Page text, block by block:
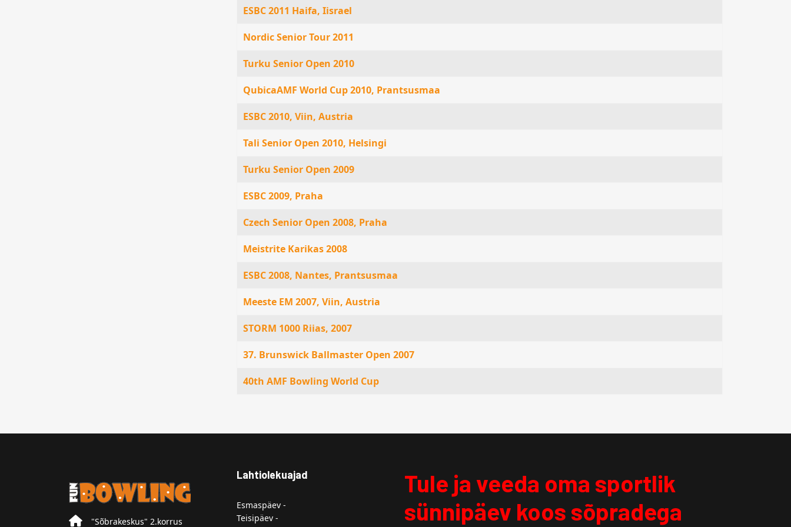
ESBC 2011 Haifa, Iisrael
Nordic Senior Tour 2011
Turku Senior Open 2010
QubicaAMF World Cup 2010, Prantsusmaa
ESBC 2010, Viin, Austria
Tali Senior Open 2010, Helsingi
Turku Senior Open 2009
ESBC 2009, Praha
Czech Senior Open 2008, Praha
Meistrite Karikas 2008
ESBC 2008, Nantes, Prantsusmaa
Meeste EM 2007, Viin, Austria
STORM 1000 Riias, 2007
37. Brunswick Ballmaster Open 2007
40th AMF Bowling World Cup
"Sõbrakeskus" 2.korrus
Lahtiolekuajad
Esmaspäev -
Teisipäev -
Tule ja veeda oma sportlik
sünnipäev koos sõpradega